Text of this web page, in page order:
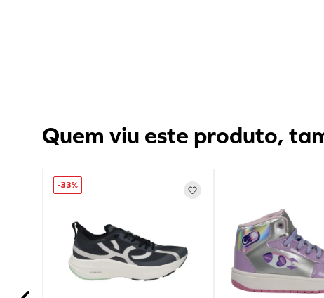
Quem viu este produto,
-33%